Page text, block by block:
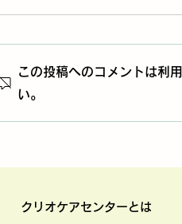
クリオケアセンターの新年
この投稿へのコメントは利
い。
クリオケアセ ンターとは